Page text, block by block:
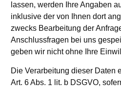
lassen, werden Ihre Angaben
inklusive der von Ihnen dort
zwecks Bearbeitung der
Anschlussfragen bei uns
geben wir nicht ohne Ihre
Die Verarbeitung dieser Daten
Art. 6 Abs. 1 lit. b DSGVO,